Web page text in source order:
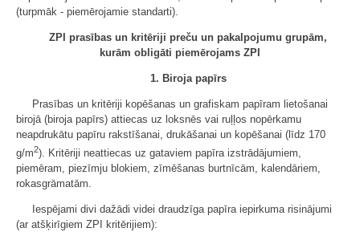
(turpmāk - piemērojamie standarti).
ZPI prasības un kritēriji preču un pakalpojumu grupām,
kurām obligāti piemērojams ZPI
1. Biroja papīrs
Prasības un kritēriji kopēšanas un grafiskam papīram lietošanai
birojā (biroja papīrs) attiecas uz loksnēs vai ruļļos nopērkamu
neapdrukātu papīru rakstīšanai, drukāšanai un kopēšanai (līdz 170
g/m2). Kritēriji neattiecas uz gataviem papīra izstrādājumiem,
piemēram, piezīmju blokiem, zīmēšanas burtnīcām, kalendāriem,
rokasgrāmatām.
Iespējami divi dažādi videi draudzīga papīra iepirkuma risinājumi
(ar atšķirīgiem ZPI kritērijiem):